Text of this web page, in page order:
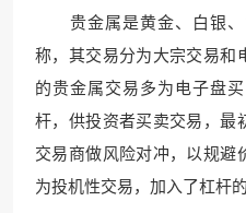
贵金属是黄金、白银、
称，其交易分为大宗交易和
的贵金属交易多为电子盘
杆，供投资者买卖交易，最
交易商做风险对冲， 以规避
为投机性交易，加入了杠杆